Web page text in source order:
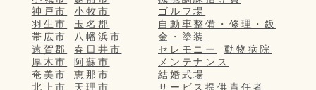
神戸市
小牧市
羽生市
玉名郡
帯広市
八幡浜市
遠賀郡
春日井市
厚木市
阿蘇市
奄美市
恵那市
北上市
天理市
ゴルフ場
自動車整備・修理・鈑
金・塗装
セレモニー
動物病院
メンテナンス
結婚式場
サービス提供責任者